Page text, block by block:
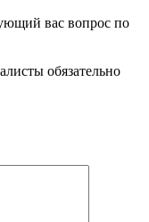
вас вопрос по
обязательно